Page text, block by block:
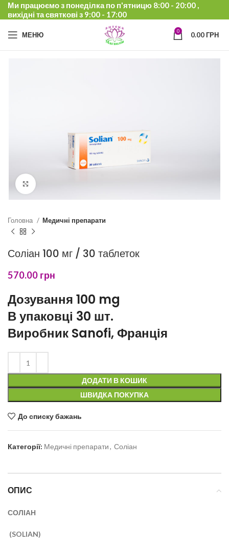
Ми працюємо з понеділка по п'ятницю 8:00 - 20:00 ,
вихідні та святкові з 9:00 - 17:00
МЕНЮ 0 0.00ГРН
Головна Медичні препарати
Соліан 100 мг / 30 таблеток
570.00 грн
Дозування 100 mg
В упаковці 30 шт.
Виробник Sanofi, Франція
ДОДАТИ В КОШИК
ШВИДКА ПОКУПКА
До списку бажань
Категорії: Медичні препарати, Соліан
ОПИС
СОЛІАН
(SOLIAN)